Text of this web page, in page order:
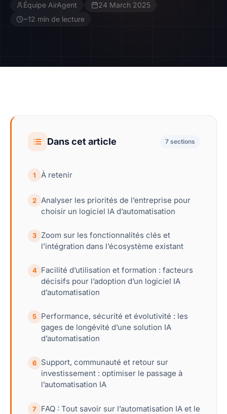
Devenir Affilié
Équipe AirAgent · 24 March 2025
·
~12 min de lecture
Dans cet article 7 sections
1 À retenir
2
Analyser les priorités de l’entreprise pour
choisir un logiciel IA d’automatisation
3
Zoom sur les fonctionnalités clés et
l’intégration dans l’écosystème existant
4 Facilité d’utilisation et formation : facteurs
décisifs pour l’adoption d’un logiciel IA
d’automatisation
5
Performance, sécurité et évolutivité : les
gages de longévité d’une solution IA
d’automatisation
6
Support, communauté et retour sur
investissement : optimiser le passage à
l’automatisation IA
7
FAQ : Tout savoir sur l’automatisation IA et le